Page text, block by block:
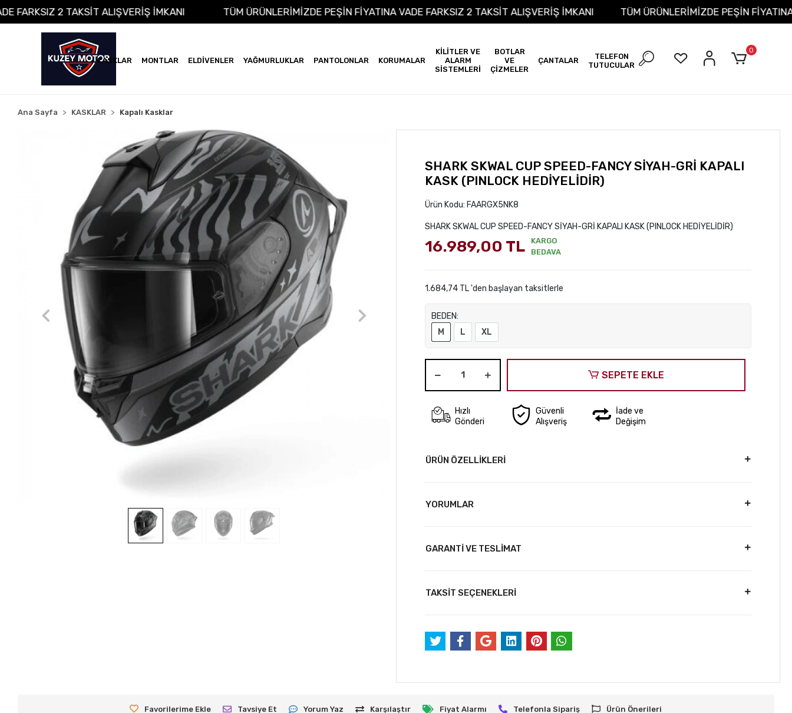
VADE FARKSIZ 2 TAKSİT ALIŞVERİŞ İMKANI TÜM ÜRÜNLERİMİZDE PEŞİN FİYATINA VADE FARKSIZ 2 TAKSİT ALIŞVERİŞ İMKANI TÜM ÜRÜNLERİMİZDE PEŞİN
KASKLAR MONTLAR ELDİVENLER YAĞMURLUKLAR PANTOLONLAR KORUMALAR
KİLİTLER VE
ALARM
SİSTEMLERİ
BOTLAR
VE
ÇİZMELER
ÇANTALAR
TELEFON
TUTUCULAR
0
Ana Sayfa KASKLAR Kapalı Kasklar
SHARK SKWAL CUP SPEED-FANCY SİYAH-GRİ KAPALI
KASK (PINLOCK HEDİYELİDİR)
Ürün Kodu: FAARGX5NK8
SHARK SKWAL CUP SPEED-FANCY SİYAH-GRİ KAPALI KASK (PINLOCK HEDİYELİDİR)
16.989,00 TL
KARGO
BEDAVA
1.684,74 TL 'den başlayan taksitlerle
BEDEN:
M
L XL
SEPETE EKLE
Hızlı
Gönderi
Güvenli
Alışveriş
İade ve
Değişim
ÜRÜN ÖZELLİKLERİ
YORUMLAR
GARANTİ VE TESLİMAT
TAKSİT SEÇENEKLERİ
Favorilerime Ekle Tavsiye Et Yorum Yaz Karşılaştır Fiyat Alarmı Telefonla Sipariş Ürün Önerileri